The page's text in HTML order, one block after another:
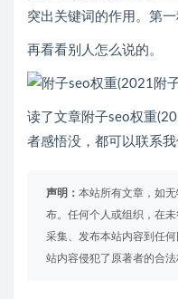
突出关键词的作用。第一种
再看看别人怎么说的。
读了文章附子seo权重
者感悟没，都可以联系我们
声明： 本站所有文章，如
布。任何个人或组织，在
采集、发布本站内容到任
站内容侵犯了原著者的合